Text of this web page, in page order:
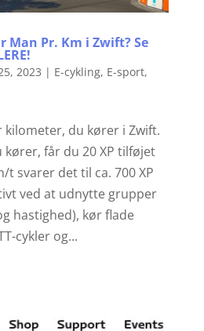
Man Pr. Km i Zwift? Se
2023 | E-cykling, E-sport,
kilometer, du kører i Zwift.
kører, får du 20 XP tilføjet
t svarer det til ca. 700 XP
ved at udnytte grupper
hastighed), kør flade
cykler og...